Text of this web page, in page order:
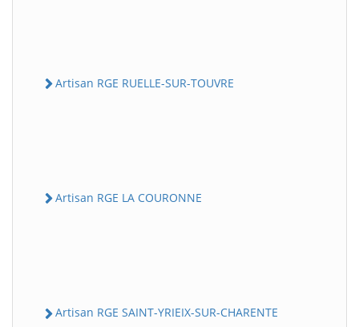
Artisan RGE RUELLE-SUR-TOUVRE
Artisan RGE LA COURONNE
Artisan RGE SAINT-YRIEIX-SUR-CHARENTE